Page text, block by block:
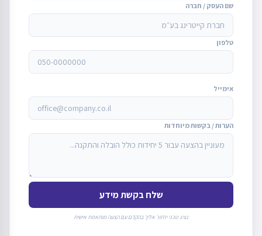
שם העסק / חברה
טלפון
אימייל
הערות / בקשות מיוחדות
שלח בקשת מידע
נציג טכני יחזור אליך בהקדם עם הצעה מותאמת אישית